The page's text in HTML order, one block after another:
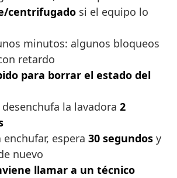
centrifugado si el equipo lo
minutos: algunos bloqueos
retardo
para borrar el estado del
la lavadora 2
enchufar, espera 30 segundos y
nuevo
llamar a un técnico